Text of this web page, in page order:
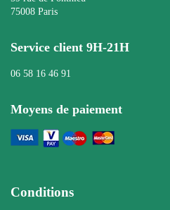
75008 Paris
Service client 9H-21H
06 58 16 46 91
Moyens de paiement
Conditions